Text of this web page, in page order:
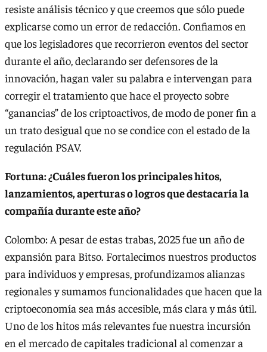
resiste análisis técnico y que creemos que sólo puede
explicarse como un error de redacción. Confiamos en
que los legisladores que recorrieron eventos del sector
durante el año, declarando ser defensores de la
innovación, hagan valer su palabra e intervengan para
corregir el tratamiento que hace el proyecto sobre
“ganancias” de los criptoactivos, de modo de poner fin a
un trato desigual que no se condice con el estado de la
regulación PSAV.
Fortuna: ¿Cuáles fueron los principales hitos,
lanzamientos, aperturas o logros que destacaría la
compañía durante este año?
Colombo: A pesar de estas trabas, 2025 fue un año de
expansión para Bitso. Fortalecimos nuestros productos
para individuos y empresas, profundizamos alianzas
regionales y sumamos funcionalidades que hacen que la
criptoeconomía sea más accesible, más clara y más útil.
Uno de los hitos más relevantes fue nuestra incursión
en el mercado de capitales tradicional al comenzar a